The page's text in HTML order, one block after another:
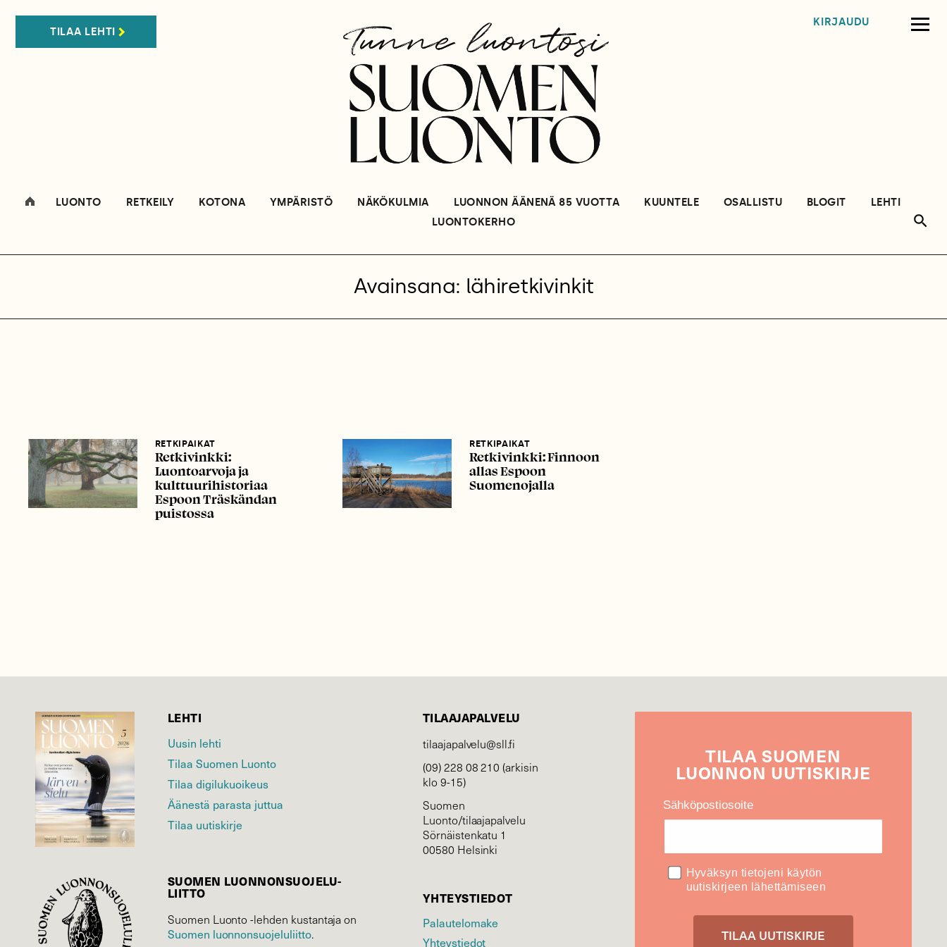
TILAA LEHTI
KIRJAUDU
LUONTO RETKEILY KOTONA YMPÄRISTÖ NÄKÖKULMIA LUONNON ÄÄNENÄ 85 VUOTTA KUUNTELE OSALLISTU BLOGIT
LEHTI
LUONTOKERHO
Avainsana: lähiretkivinkit
RETKIPAIKAT
Retkivinkki:
Luontoarvoja ja
kulttuurihistoriaa
Espoon Träskändan
puistossa
RETKIPAIKAT
Retkivinkki: Finnoon
allas Espoon
Suomenojalla
LEHTI
Uusin lehti
Tilaa Suomen Luonto
Tilaa digilukuoikeus
Äänestä parasta juttua
Tilaa uutiskirje
SUOMEN LUONNON­SUOJELU­
LIITTO
Suomen Luonto -lehden kustantaja on
Suomen luonnonsuojelu­liitto.
TILAAJAPALVELU
tilaajapalvelu@sll.fi
(09) 228 08 210 (arkisin
klo 9-15)
Suomen
Luonto/tilaajapalvelu
Sörnäistenkatu 1
00580 Helsinki
YHTEYSTIEDOT
Palautelomake
Yhteystiedot
TILAASUOMEN
LUONNON UUTIS­KIRJE
Sähköpostiosoite
Hyväksyn tietojeni käytön
uutiskirjeen lähettämiseen